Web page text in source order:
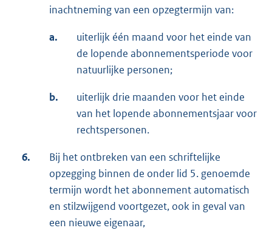
inachtneming van een opzegtermijn van:
a.
uiterlijk één maand voor het einde van
de lopende abonnementsperiode voor
natuurlijke personen;
b.
uiterlijk drie maanden voor het einde
van het lopende abonnementsjaar voor
rechtspersonen.
6.
Bij het ontbreken van een schriftelijke
opzegging binnen de onder lid 5. genoemde
termijn wordt het abonnement automatisch
en stilzwijgend voortgezet, ook in geval van
een nieuwe eigenaar,